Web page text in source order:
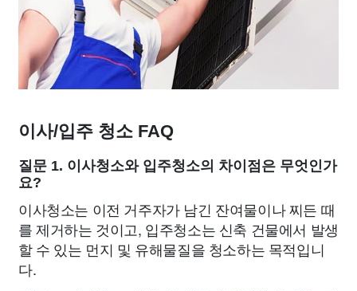
이사/입주 청소 FAQ
질문 1. 이사청소와 입주청소의 차이점은 무엇인가
요?
이사청소는 이전 거주자가 남긴 잔여물이나 찌든 때
를 제거하는 것이고, 입주청소는 신축 건물에서 발생
할 수 있는 먼지 및 유해물질을 청소하는 목적입니
다.